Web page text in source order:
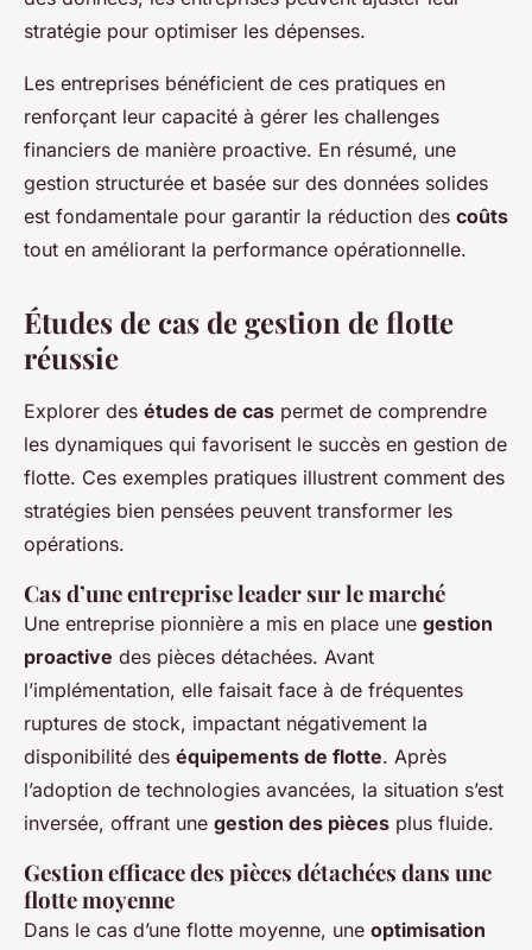
stratégie pour optimiser les dépenses.
Les entreprises bénéficient de ces pratiques en
renforçant leur capacité à gérer les challenges
financiers de manière proactive. En résumé, une
gestion structurée et basée sur des données solides
est fondamentale pour garantir la réduction des coûts
tout en améliorant la performance opérationnelle.
Études de cas de gestion de flotte
réussie
Explorer des études de cas permet de comprendre
les dynamiques qui favorisent le succès en gestion de
flotte. Ces exemples pratiques illustrent comment des
stratégies bien pensées peuvent transformer les
opérations.
Cas d’une entreprise leader sur le marché
Une entreprise pionnière a mis en place une gestion
proactive des pièces détachées. Avant
l’implémentation, elle faisait face à de fréquentes
ruptures de stock, impactant négativement la
disponibilité des équipements de flotte. Après
l’adoption de technologies avancées, la situation s’est
inversée, offrant une gestion des pièces plus fluide.
Gestion efficace des pièces détachées dans une
flotte moyenne
Dans le cas d’une flotte moyenne, une optimisation